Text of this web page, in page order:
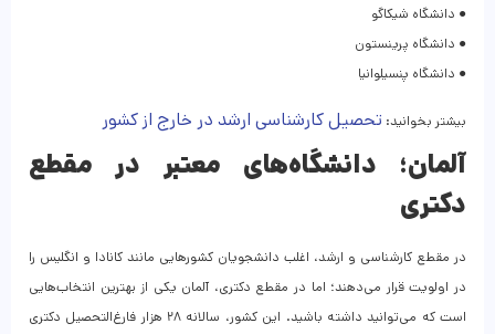
● دانشگاه شیکاگو
● دانشگاه پرینستون
● دانشگاه پنسیلوانیا
بیشتر بخوانید: تحصیل کارشناسی ارشد در خارج از کشور
آلمان؛ دانشگاه‌های معتبر در مقطع
دکتری
در مقطع کارشناسی و ارشد، اغلب دانشجویان کشورهایی مانند کانادا و انگلیس را
در اولویت قرار می‌دهند؛ اما در مقطع دکتری، آلمان یکی از بهترین انتخاب‌هایی
است که می‌توانید داشته باشید. این کشور، سالانه ۲۸ هزار فارغ‌التحصیل دکتری